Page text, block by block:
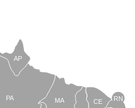
RN
CE
MA
AP
PA